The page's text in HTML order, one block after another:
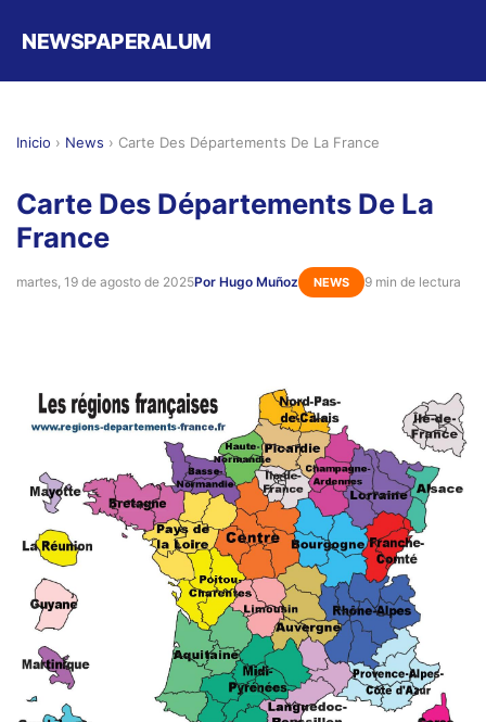
NEWSPAPERALUM
Inicio › News › Carte Des Départements De La France
Carte Des Départements De La
France
martes, 19 de agosto de 2025Por Hugo Muñoz NEWS 9 min de lectura